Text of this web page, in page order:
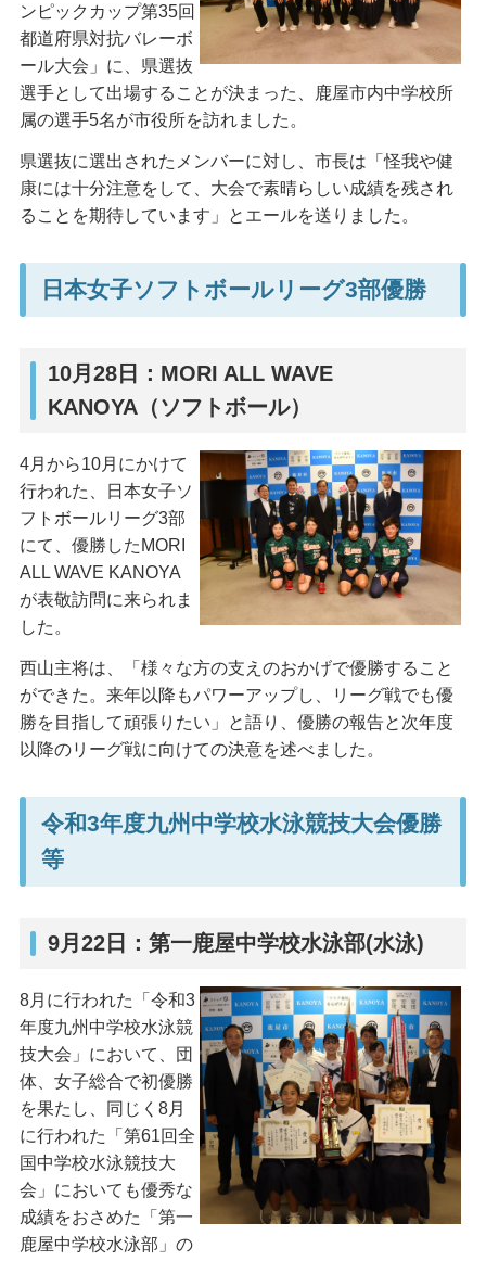
ンピックカップ第35回
都道府県対抗バレーボ
ール大会」に、県選抜
選手として出場することが決まった、鹿屋市内中学校所
属の選手5名が市役所を訪れました。
県選抜に選出されたメンバーに対し、市長は「怪我や健
康には十分注意をして、大会で素晴らしい成績を残され
ることを期待しています」とエールを送りました。
日本女子ソフトボールリーグ3部優勝
10月28日：MORI ALL WAVE
KANOYA（ソフトボール）
4月から10月にかけて
行われた、日本女子ソ
フトボールリーグ3部
にて、優勝したMORI
ALL WAVE KANOYA
が表敬訪問に来られま
した。
西山主将は、「様々な方の支えのおかげで優勝すること
ができた。来年以降もパワーアップし、リーグ戦でも優
勝を目指して頑張りたい」と語り、優勝の報告と次年度
以降のリーグ戦に向けての決意を述べました。
令和3年度九州中学校水泳競技大会優勝
等
9月22日：第一鹿屋中学校水泳部(水泳)
8月に行われた「令和3
年度九州中学校水泳競
技大会」において、団
体、女子総合で初優勝
を果たし、同じく8月
に行われた「第61回全
国中学校水泳競技大
会」においても優秀な
成績をおさめた「第一
鹿屋中学校水泳部」の